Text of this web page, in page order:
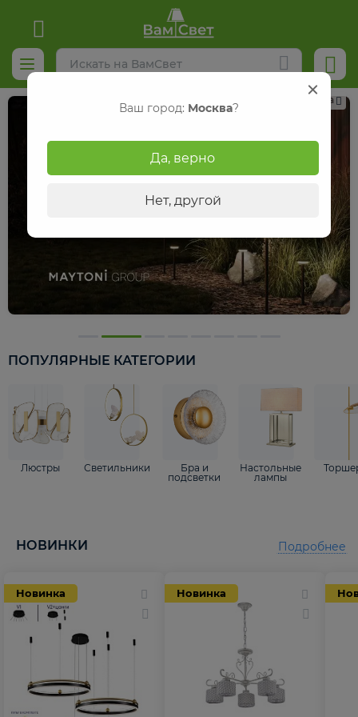
Реклама
ПОПУЛЯРНЫЕ КАТЕГОРИИ
Люстры Светильники
Бра и
подсветки
Настольные
лампы
НОВИНКИ
Новинка Новинка
Подробнее
Ваш город: Москва?
Да, верно
Нет, другой